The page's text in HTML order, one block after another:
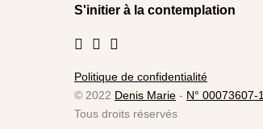
S'initier à la contemplation
Politique de confidentialité
© 2022 Denis Marie - N° 00073607-1
Tous droits réservés